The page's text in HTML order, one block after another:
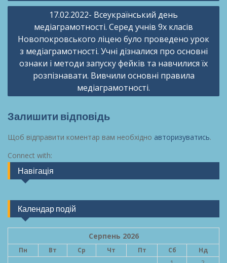
17.02.2022- Всеукраїнський день
медіаграмотності. Серед учнів 9х класів
Новопокровського ліцею було проведено урок
з медіаграмотності. Учні дізналися про основні
ознаки і методи запуску фейків та навчилися їх
розпізнавати. Вивчили основні правила
медіаграмотності.
Залишити відповідь
Щоб відправити коментар вам необхідно авторизуватись.
Connect with:
Навігація
Календар подій
Серпень 2026
Пн Вт Ср Чт Пт Сб
Нд